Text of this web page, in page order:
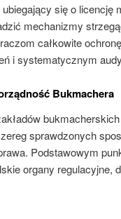
się o licencję
mechanizmy
całkowite
i systematycznym
Bukmachera
sprawdzonych
Podstawowym
organy regulacyjne,